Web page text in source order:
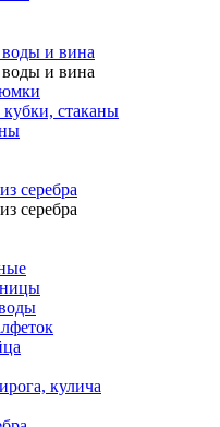
воды и вина
воды и вина
стаканы
серебра
серебра
кулича